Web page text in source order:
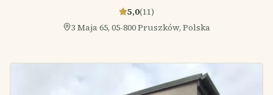
5,0(11)
3 Maja 65, 05-800 Pruszków, Polska